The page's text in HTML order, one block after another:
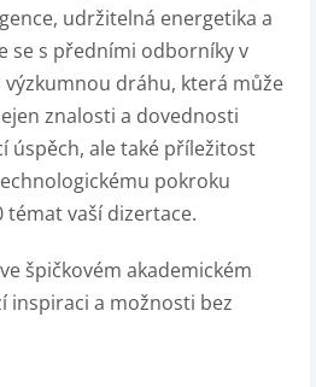
udržitelná energetika a
se s předními odborníky v
dráhu, která může
znalosti a dovednosti
úspěch, ale také příležitost
pokroku
témat vaší dizertace.
špičkovém akademickém
inspiraci a možnosti bez